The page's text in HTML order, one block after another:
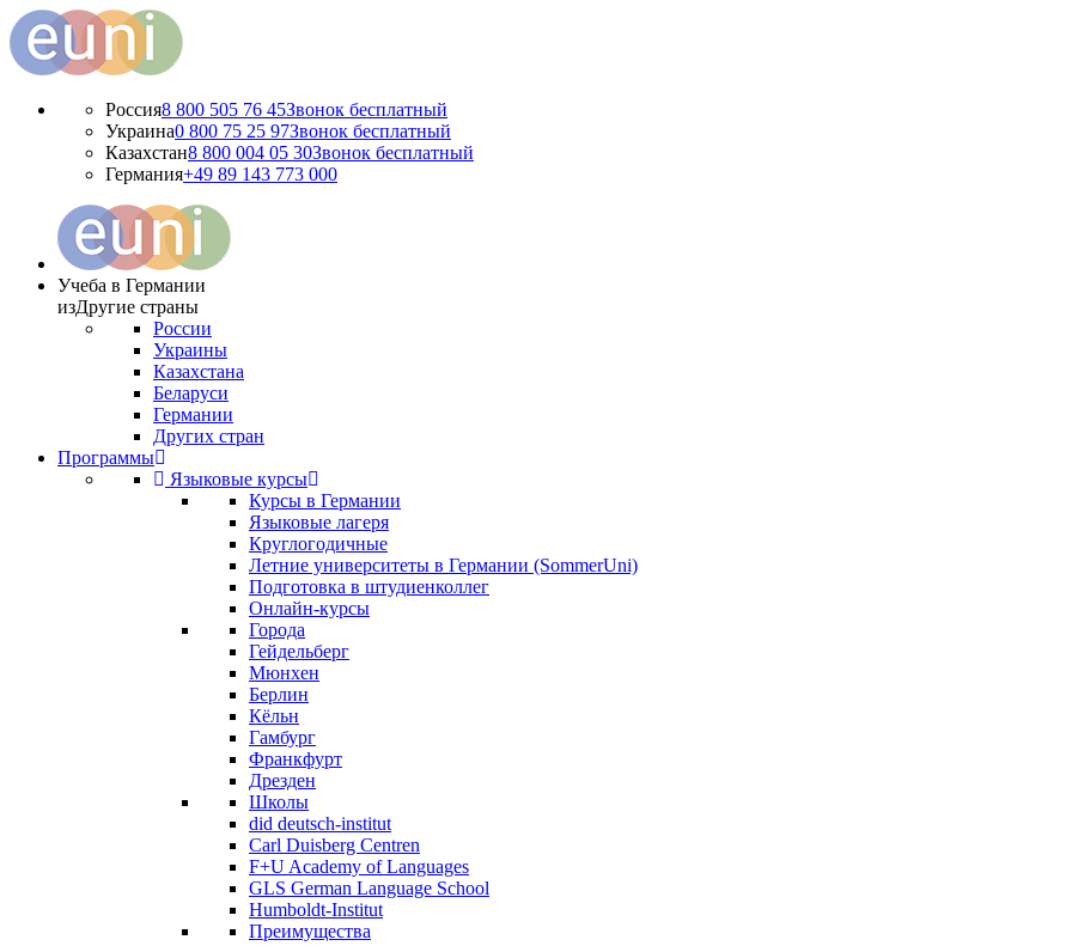
Россия8 800 505 76 45Звонок бесплатный
Украина0 800 75 25 97Звонок бесплатный
Казахстан8 800 004 05 30Звонок бесплатный
Германия+49 89 143 773 000
Учеба в Германии
изДругие страны
России
Украины
Казахстана
Беларуси
Германии
Других стран
Программы
Языковые курсы
Курсы в Германии
Языковые лагеря
Круглогодичные
Летние университеты в Германии (SommerUni)
Подготовка в штудиенколлег
Онлайн-курсы
Города
Гейдельберг
Мюнхен
Берлин
Кёльн
Гамбург
Франкфурт
Дрезден
Школы
did deutsch-institut
Carl Duisberg Centren
F+U Academy of Languages
GLS German Language School
Humboldt-Institut
Преимущества